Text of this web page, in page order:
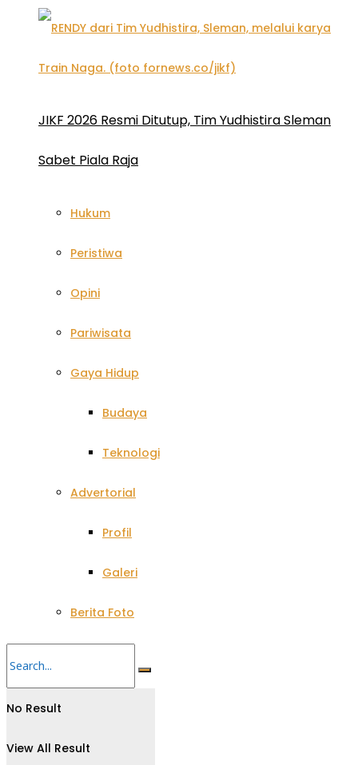
JIKF 2026 Resmi Ditutup, Tim Yudhistira Sleman
Sabet Piala Raja
Hukum
Peristiwa
Opini
Pariwisata
Gaya Hidup
Budaya
Teknologi
Advertorial
Profil
Galeri
Berita Foto
No Result
View All Result